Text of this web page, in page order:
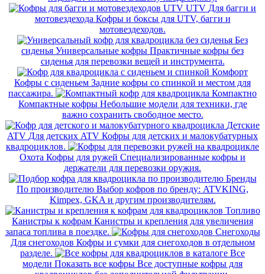
UTV Для багги и
мотовездехода Кофры и боксы для UTV, багги и
мотовездеходов.
Без
сиденья Универсальные кофры Практичные кофры без
сиденья для перевозки вещей и инструмента.
Комфорт
Кофры с сиденьем Задние кофры со спинкой и местом для
пассажира.
Компактно
Компактные кофры Небольшие модели для техники, где
важно сохранить свободное место.
Детские
ATV Для детских ATV Кофры для детских и малокубатурных
квадроциклов.
Охота Кофры для ружей Специализированные кофры и
держатели для перевозки оружия.
Бренды
По производителю Выбор кофров по бренду: ATVKING,
Kimpex, GKA и другим производителям.
Топливо
Канистры к кофрам Канистры и крепления для увеличения
запаса топлива в поездке.
Снегоходы
Для снегоходов Кофры и сумки для снегоходов в отдельном
разделе.
Все
модели Показать все кофры Все доступные кофры для